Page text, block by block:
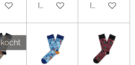
In winkelwagenIn